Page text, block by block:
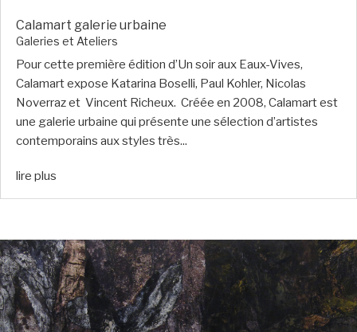
Calamart galerie urbaine
Galeries et Ateliers
Pour cette première édition d’Un soir aux Eaux-Vives,
Calamart expose Katarina Boselli, Paul Kohler, Nicolas
Noverraz et Vincent Richeux. Créée en 2008, Calamart est
une galerie urbaine qui présente une sélection d’artistes
contemporains aux styles très...
lire plus